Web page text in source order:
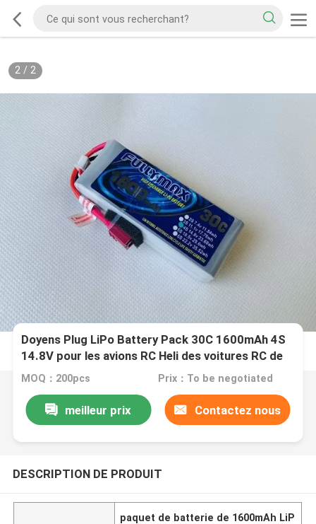
2/ 2
Doyens Plug LiPo Battery Pack 30C 1600mAh 4S
14.8V pour les avions RC Heli des voitures RC de
RC
MOQ：200pcs Prix：To be negotiated
meilleur prix Contactez nous
DESCRIPTION DE PRODUIT
paquet de batterie de 1600mAh LiP